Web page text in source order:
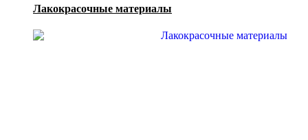
Лакокрасочные материалы